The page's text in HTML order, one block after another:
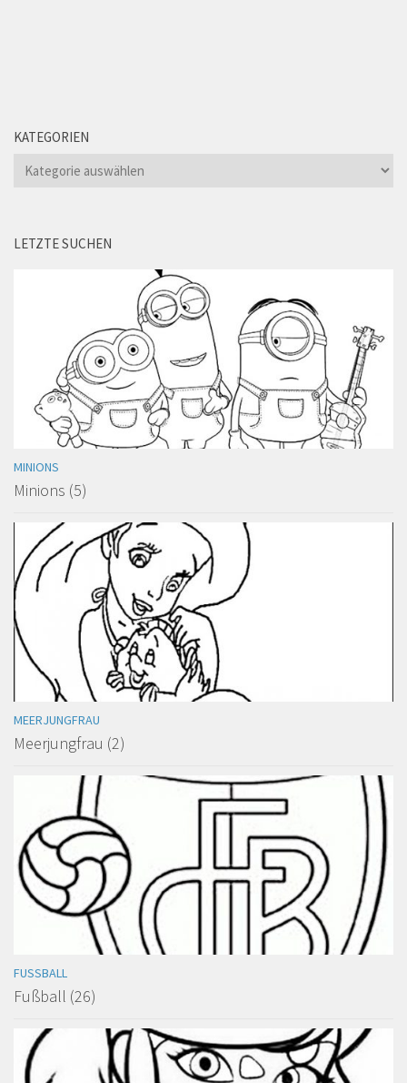
KATEGORIEN
Kategorien
LETZTE SUCHEN
MINIONS
Minions (5)
MEERJUNGFRAU
Meerjungfrau (2)
FUSSBALL
Fußball (26)